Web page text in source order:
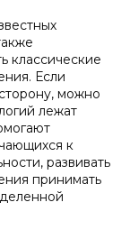
классические
Если
можно
лежат
к
развивать
принимать